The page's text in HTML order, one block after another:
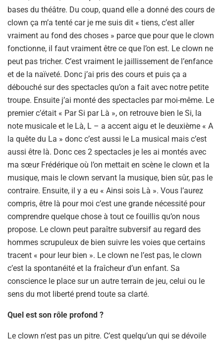
bases du théâtre. Du coup, quand elle a donné des cours de
clown ça m’a tenté car je me suis dit « tiens, c’est aller
vraiment au fond des choses » parce que pour que le clown
fonctionne, il faut vraiment être ce que l’on est. Le clown ne
peut pas tricher. C’est vraiment le jaillissement de l’enfance
et de la naïveté. Donc j’ai pris des cours et puis ça a
débouché sur des spectacles qu’on a fait avec notre petite
troupe. Ensuite j’ai monté des spectacles par moi-même. Le
premier c’était « Par Si par Là », on retrouve bien le Si, la
note musicale et le Là, L – a accent aigu et le deuxième « A
la quête du La » donc c’est aussi le La musical mais c’est
aussi être là. Donc ces 2 spectacles je les ai montés avec
ma sœur Frédérique où l’on mettait en scène le clown et la
musique, mais le clown servant la musique, bien sûr, pas le
contraire. Ensuite, il y a eu « Ainsi sois Là ». Vous l’aurez
compris, être là pour moi c’est une grande nécessité pour
comprendre quelque chose à tout ce fouillis qu’on nous
propose. Le clown peut paraître subversif au regard des
hommes scrupuleux de bien suivre les voies que certains
tracent « pour leur bien ». Le clown ne l’est pas, le clown
c’est la spontanéité et la fraîcheur d’un enfant. Sa
conscience le place sur un autre terrain de jeu, celui ou le
sens du mot liberté prend toute sa clarté.
Quel est son rôle profond ?
Le clown n’est pas un pitre. C’est quelqu’un qui se dévoile